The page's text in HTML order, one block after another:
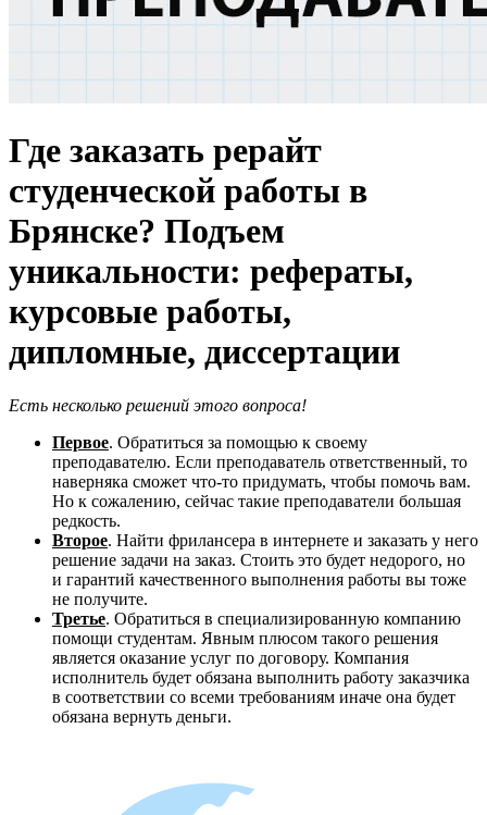
Где заказать рерайт
студенческой работы в
Брянске? Подъем
уникальности: рефераты,
курсовые работы,
дипломные, диссертации
Есть несколько решений этого вопроса!
Первое. Обратиться за помощью к своему
преподавателю. Если преподаватель ответственный, то
наверняка сможет что-то придумать, чтобы помочь вам.
Но к сожалению, сейчас такие преподаватели большая
редкость.
Второе. Найти фрилансера в интернете и заказать у него
решение задачи на заказ. Стоить это будет недорого, но
и гарантий качественного выполнения работы вы тоже
не получите.
Третье. Обратиться в специализированную компанию
помощи студентам. Явным плюсом такого решения
является оказание услуг по договору. Компания
исполнитель будет обязана выполнить работу заказчика
в соответствии со всеми требованиям иначе она будет
обязана вернуть деньги.